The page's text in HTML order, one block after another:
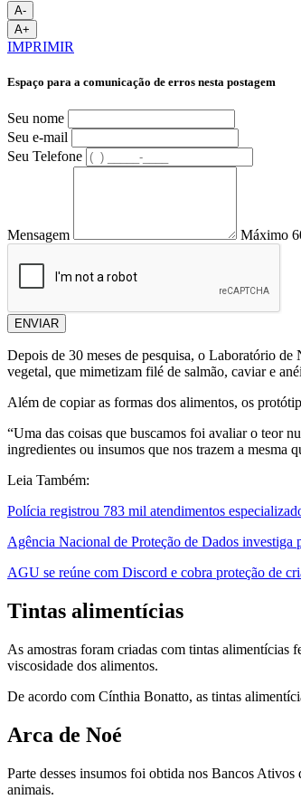
A-
A+
IMPRIMIR
Espaço para a comunicação de erros nesta postagem
Seu nome
Seu e-mail
Seu Telefone
Mensagem Máximo
ENVIAR
Depois de 30 meses de pesquisa, o Laboratório
vegetal, que mimetizam filé de salmão, caviar e
Além de copiar as formas dos alimentos, os
“Uma das coisas que buscamos foi avaliar o teor
ingredientes ou insumos que nos trazem a
Leia Também:
Polícia registrou 783 mil atendimentos
Agência Nacional de Proteção de Dados investiga
AGU se reúne com Discord e cobra proteção de
Tintas alimentícias
As amostras foram criadas com tintas alimentícias
viscosidade dos alimentos.
De acordo com Cínthia Bonatto, as tintas
Arca de Noé
Parte desses insumos foi obtida nos Bancos
animais.